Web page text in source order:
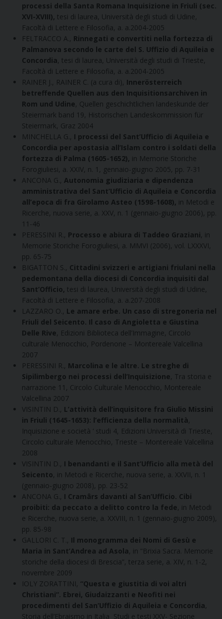
processi della Santa Romana Inquisizione in Friuli (sec.
XVI-XVIII), tesi di laurea, Università degli studi di Udine,
Facoltà di Lettere e Filosofia, a. a.2004-2005
FELTRACCO A.,
Rinnegati e convertiti nella fortezza di
Palmanova secondo le carte del S. Uffizio di Aquileia e
Concordia , tesi di laurea, Università degli studi di Trieste,
Facoltà di Lettere e Filosofia, a. a.2004-2005
RAINER J., RAINER C. (a cura di), Innerösterreich
betreffende Quellen aus den Inquisitionsarchiven in
Rom und Udine , Quellen geschichtlichen landeskunde der
Steiermark band 19, Historischen Landeskommission für
Steiermark, Graz 2004
MINCHELLA G., I processi del Sant’Ufficio di Aquileia e
Concordia per apostasia all’Islam contro i soldati della
fortezza di Palma (1605-1652), in Memorie Storiche
Forogiuliesi, a. XXIV, n. 1, gennaio-giugno 2005, pp. 7-31
ANCONA G., Autonomia giudiziaria e dipendenza
amministrativa del Sant’Ufficio di Aquileia e Concordia
all’epoca di fra Girolamo Asteo (1598-1608), in Metodi e
Ricerche, nuova serie, a. XXV, n. 1 (gennaio-giugno 2006), pp.
11-46
PERESSINI R., Processo e abiura di Taddeo Graziani , in
Memorie Storiche Forogiuliesi, a. MMVI (2006), vol. LXXXVI,
pp. 65-75
BIGATTON S., Cittadini svizzeri e artigiani friulani nella
pedemontana della diocesi di Concordia inquisiti dal
Sant’Officio, tesi di laurea, Università degli studi di Udine,
Facoltà di Lettere e Filosofia, a. a.207-2008
LAZZARO O., Le amare erbe. Un caso di stregoneria nel
Friuli del Seicento. Il caso di Angioletta e Giustina
Delle Rive , Edizioni Biblioteca dell’Immagine, Circolo
culturale Menocchio, Pordenone – Montereale Valcellina
2007
PERESSINI R., Marcolina e le altre. Le streghe di
Sipilimbergo nei processi dell’Inquisizione , Tra storia e
narrazione 11, Circolo Culturale Menocchio, Montereale
Valcellina 2007
VISINTIN D.,
L’attività dell’inquisitore fra Giulio Missini
in Friuli (1645-1653): l’efficienza della normalità
Inquisizione e società ‘ studi 4, Edizioni Università di Trieste,
Circolo culturale Menocchio, Trieste – Montereale Valcellina
2008
VISINTIN D., I benandanti e il Sant’Ufficio alla metà del
Seicento , in Metodi e Ricerche, nuova serie, a. XXVII, n. 1
(gennaio-giugno 2008), pp. 23-52
ANCONA G., I Cramârs davanti al San’Ufficio. Cibi
proibiti: da peccato a delitto contro la fede , in Metodi
e Ricerche, nuova serie, a. XXVIII, n. 1 (gennaio-giugno 2009),
pp. 85-98
GALLORI C. T., Il monogramma dei Nomi di Gesù e
Maria in Sant’Andrea ad Asola , in “Brixia Sacra. Memorie
storiche della diocesi di Brescia”, terza serie, a. XIV, n. 1-2,
novembre 2009
IOLY ZORATTINI, “Questa e giustitia di voi altri
Christiani”. Ebrei, Giudaizzanti e Neofiti nei
procedimenti del San’Uffizio di Aquileia e Concordia
Storia dell’Ebraismo in Italia Studi e testi XXV- Sezione